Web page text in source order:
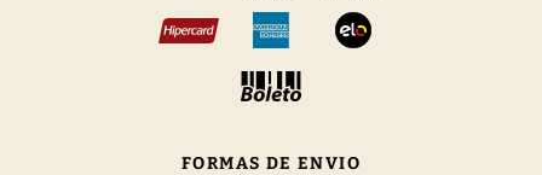
FORMAS DE ENVIO